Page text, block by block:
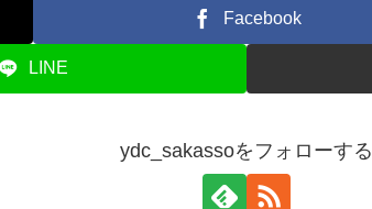
Facebook
LINE
ydc_sakassoをフォローする